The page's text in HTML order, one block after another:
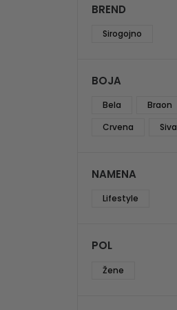
BREND
Sirogojno
BOJA
Bela Braon
Crvena
Siva
NAMENA
Lifestyle
POL
Žene